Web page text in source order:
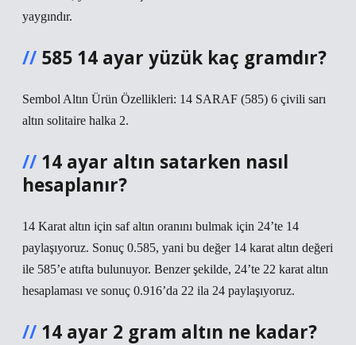
yaygındır.
585 14 ayar yüzük kaç gramdır?
Sembol Altın Ürün Özellikleri: 14 SARAF (585) 6 çivili sarı
altın solitaire halka 2.
14 ayar altın satarken nasıl
hesaplanır?
14 Karat altın için saf altın oranını bulmak için 24’te 14
paylaşıyoruz. Sonuç 0.585, yani bu değer 14 karat altın değeri
ile 585’e atıfta bulunuyor. Benzer şekilde, 24’te 22 karat altın
hesaplaması ve sonuç 0.916’da 22 ila 24 paylaşıyoruz.
14 ayar 2 gram altın ne kadar?